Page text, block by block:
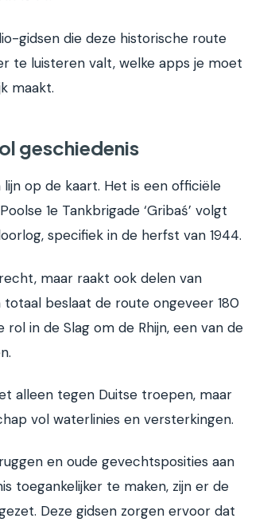
gidsen die deze historische route
te luisteren valt, welke apps je moet
maakt.
geschiedenis
op de kaart. Het is een officiële
1e Tankbrigade ‘Gribaś’ volgt
specifiek in de herfst van 1944.
maar raakt ook delen van
beslaat de route ongeveer 180
in de Slag om de Rhijn, een van de
alleen tegen Duitse troepen, maar
vol waterlinies en versterkingen.
en oude gevechtsposities aan
toegankelijker te maken, zijn er de
Deze gidsen zorgen ervoor dat